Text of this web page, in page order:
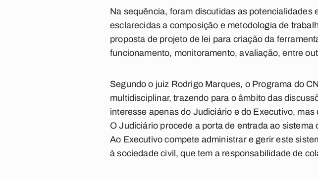
Na sequência, foram discutidas as
esclarecidas a composição e metodologia de
proposta de projeto de lei para criação da
funcionamento, monitoramento, avaliação, entre
Segundo o juiz Rodrigo Marques, o Programa do
multidisciplinar, trazendo para o âmbito das
interesse apenas do Judiciário e do Executivo,
O Judiciário procede a porta de entrada ao
Ao Executivo compete administrar e gerir este
à sociedade civil, que tem a responsabilidade de